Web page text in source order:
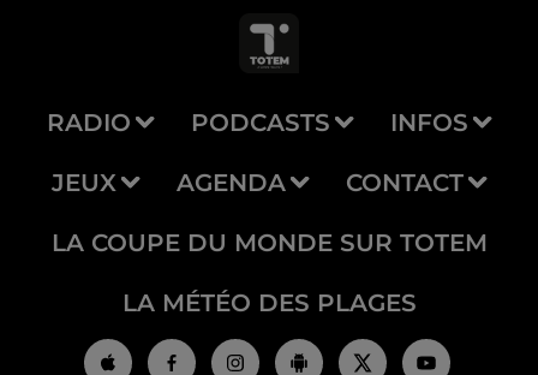
RADIO PODCASTS INFOS
JEUX AGENDA CONTACT
LA COUPE DU MONDE SUR TOTEM
LA MÉTÉO DES PLAGES